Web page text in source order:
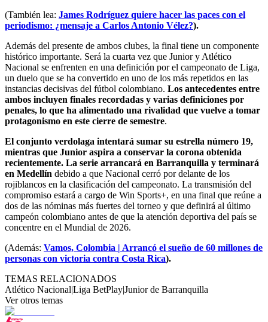
(También lea: James Rodríguez quiere hacer las paces con el
periodismo: ¿mensaje a Carlos Antonio Vélez?).
Además del presente de ambos clubes, la final tiene un componente
histórico importante. Será la cuarta vez que Junior y Atlético
Nacional se enfrenten en una definición por el campeonato de Liga,
un duelo que se ha convertido en uno de los más repetidos en las
instancias decisivas del fútbol colombiano. Los antecedentes entre
ambos incluyen finales recordadas y varias definiciones por
penales, lo que ha alimentado una rivalidad que vuelve a tomar
protagonismo en este cierre de semestre.
El conjunto verdolaga intentará sumar su estrella número 19,
mientras que Junior aspira a conservar la corona obtenida
recientemente. La serie arrancará en Barranquilla y terminará
en Medellín debido a que Nacional cerró por delante de los
rojiblancos en la clasificación del campeonato. La transmisión del
compromiso estará a cargo de Win Sports+, en una final que reúne a
dos de las nóminas más fuertes del torneo y que definirá al último
campeón colombiano antes de que la atención deportiva del país se
concentre en el Mundial de 2026.
(Además: Vamos, Colombia | Arrancó el sueño de 60 millones de
personas con victoria contra Costa Rica).
TEMAS RELACIONADOS
Atlético Nacional|Liga BetPlay|Junior de Barranquilla
Ver otros temas